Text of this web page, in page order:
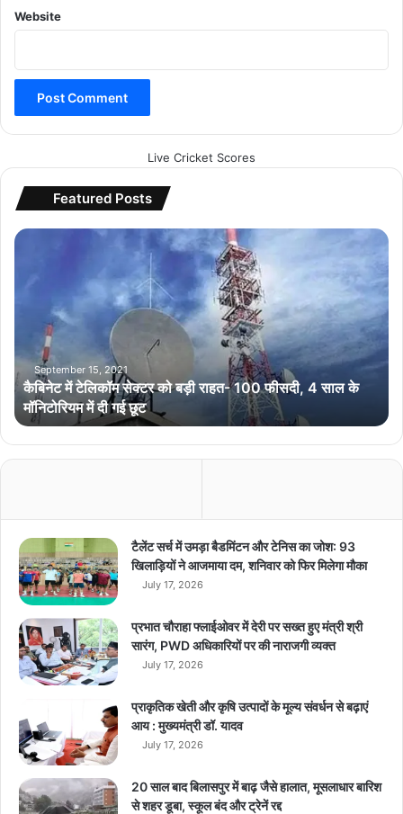
Website
Live Cricket Scores
Featured Posts
कै
कॉ
म
क्ट
र
को
रा
त
-
1
0
फी
स
4
सा
के
मॉ
September 15, 2021
कैबिनेट में टेलिकॉम सेक्टर को बड़ी राहत- 100 फीसदी, 4 साल के
मॉनिटोरियम में दी गई छूट
टैलेंट सर्च में उमड़ा बैडमिंटन और टेनिस का जोश: 93
खिलाड़ियों ने आजमाया दम, शनिवार को फिर मिलेगा मौका
July 17, 2026
प्रभात चौराहा फ्लाईओवर में देरी पर सख्त हुए मंत्री श्री
सारंग, PWD अधिकारियों पर की नाराजगी व्यक्त
July 17, 2026
प्राकृतिक खेती और कृषि उत्पादों के मूल्य संवर्धन से बढ़ाएं
आय : मुख्यमंत्री डॉ. यादव
July 17, 2026
20 साल बाद बिलासपुर में बाढ़ जैसे हालात, मूसलाधार बारिश
से शहर डूबा, स्कूल बंद और ट्रेनें रद्द